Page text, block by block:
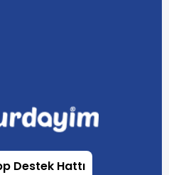
Destek Hattı